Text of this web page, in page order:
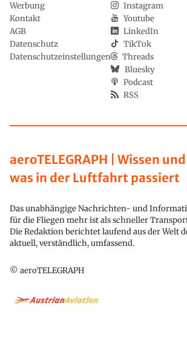
aeroTELEGRAPH | Wissen
was in der Luftfahrt passiert
Das unabhängige Nachrichten- und
für die Fliegen mehr ist als schneller
Die Redaktion berichtet laufend aus der Welt
aktuell, verständlich, umfassend.
© aeroTELEGRAPH
Werbung
Kontakt
AGB
Datenschutz
Datenschutzeinstellungen
Instagram
Youtube
LinkedIn
TikTok
Threads
Bluesky
Podcast
RSS